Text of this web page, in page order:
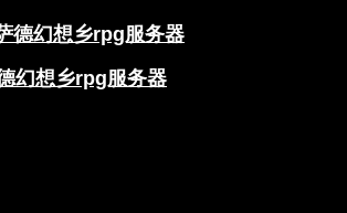
幻想乡rpg服务器